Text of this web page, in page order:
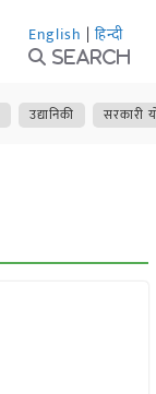
English | हिन्दी
Search
उद्यानिकी सरकारी